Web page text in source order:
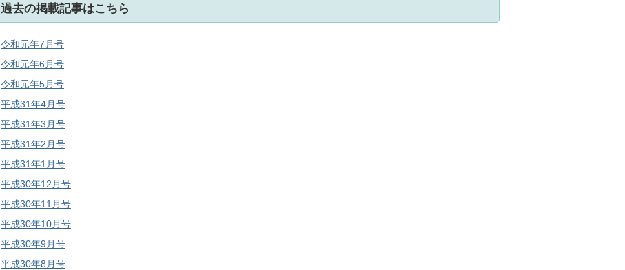
過去の掲載記事はこちら
令和元年7月号
令和元年6月号
令和元年5月号
平成31年4月号
平成31年3月号
平成31年2月号
平成31年1月号
平成30年12月号
平成30年11月号
平成30年10月号
平成30年9月号
平成30年8月号